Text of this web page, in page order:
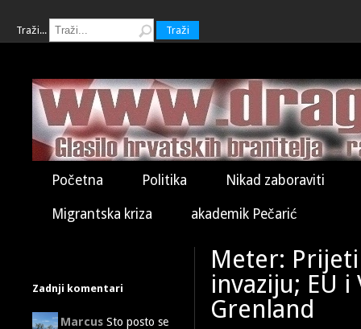
Traži... Traži
Početna Politika Nikad zaboraviti
Migrantska kriza akademik Pečarić
Zadnji komentari
Marcus Sto posto se
Meter:
invaziju; EU
Grenland